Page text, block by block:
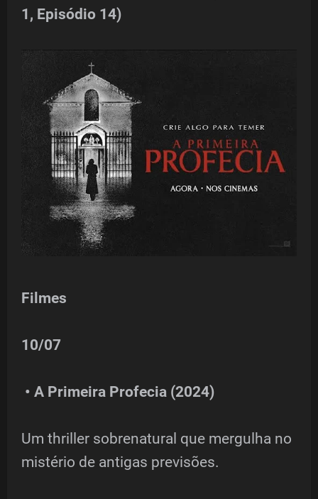
1, Episódio 14)
Filmes
10/07
• A Primeira Profecia (2024)
Um thriller sobrenatural que mergulha no
mistério de antigas previsões.